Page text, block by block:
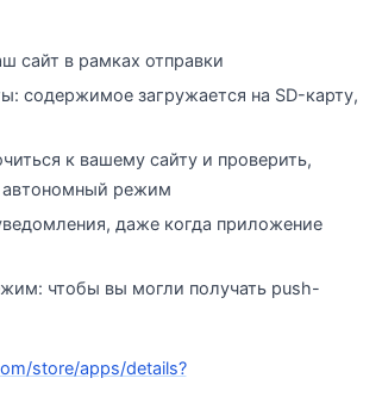
сайт в рамках отправки
содержимое загружается на SD-карту,
к вашему сайту и проверить,
автономный режим
даже когда приложение
чтобы вы могли получать push-
store/apps/details?